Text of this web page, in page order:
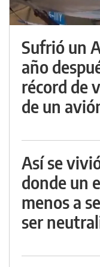
Sufrió un
año
récord de
de un
Así se
donde un
menos a
ser